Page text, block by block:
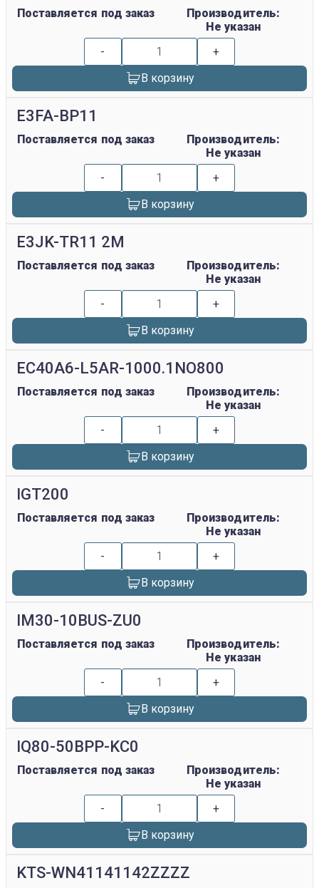
Поставляется под заказ
Производитель:
Не указан
-
+
В корзину
E3FA-BP11
Поставляется под заказ
Производитель:
Не указан
-
+
В корзину
E3JK-TR11 2M
Поставляется под заказ
Производитель:
Не указан
-
+
В корзину
EC40A6-L5AR-1000.1NO800
Поставляется под заказ
Производитель:
Не указан
-
+
В корзину
IGT200
Поставляется под заказ
Производитель:
Не указан
-
+
В корзину
IM30-10BUS-ZU0
Поставляется под заказ
Производитель:
Не указан
-
+
В корзину
IQ80-50BPP-KC0
Поставляется под заказ
Производитель:
Не указан
-
+
В корзину
KTS-WN41141142ZZZZ